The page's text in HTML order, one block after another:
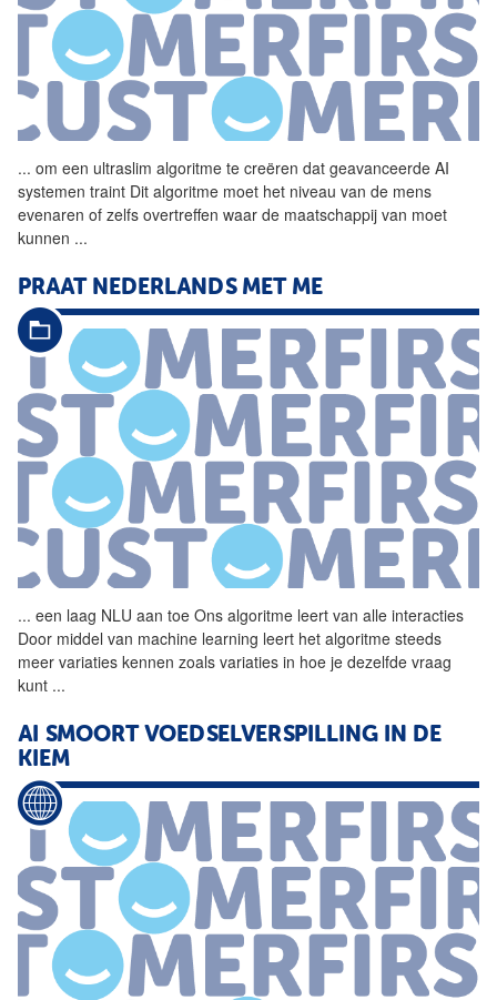
... om een ultraslim algoritme te creëren dat geavanceerde AI
systemen traint Dit algoritme moet het niveau van de mens
evenaren of zelfs overtreffen waar de maatschappij van moet
kunnen ...
PRAAT NEDERLANDS MET ME
... een laag NLU aan toe Ons algoritme leert van alle interacties
Door middel van machine learning leert het algoritme steeds
meer variaties kennen zoals variaties in hoe je dezelfde vraag
kunt ...
AI SMOORT VOEDSELVERSPILLING IN DE
KIEM